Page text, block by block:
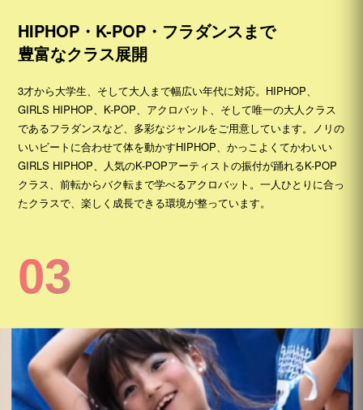
S-BLINE
HIPHOP・K-POP・フラダンスまで
豊富なクラス展開
3才から大学生、そして大人まで幅広い年代に対応。HIPHOP、
GIRLS HIPHOP、K-POP、アクロバット、そして唯一の大人クラス
であるフラダンスなど、多彩なジャンルをご用意しています。ノリの
いいビートに合わせて体を動かすHIPHOP、かっこよくてかわいい
GIRLS HIPHOP、人気のK-POPアーティストの振付が踊れるK-POP
クラス、前転からバク転まで学べるアクロバット。一人ひとりに合っ
たクラスで、楽しく成長できる環境が整っています。
03